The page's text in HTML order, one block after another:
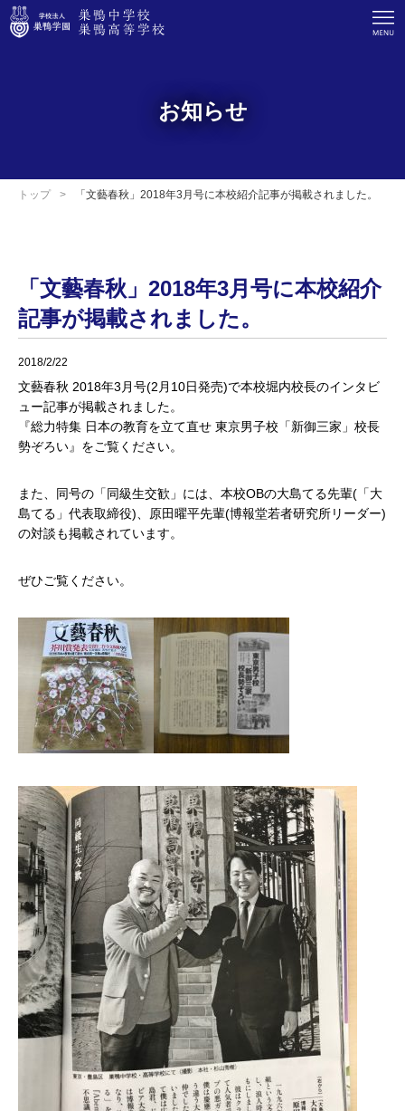
お知らせ
トップ 「文藝春秋」2018年3月号に本校紹介記事が掲載されました。
「文藝春秋」2018年3月号に本校紹介
記事が掲載されました。
2018/2/22
文藝春秋 2018年3月号(2月10日発売)で本校堀内校長のインタビ
ュー記事が掲載されました。
『総力特集 日本の教育を立て直せ 東京男子校「新御三家」校長
勢ぞろい』をご覧ください。
また、同号の「同級生交歓」には、本校OBの大島てる先輩(「大
島てる」代表取締役)、原田曜平先輩(博報堂若者研究所リーダー)
の対談も掲載されています。
ぜひご覧ください。